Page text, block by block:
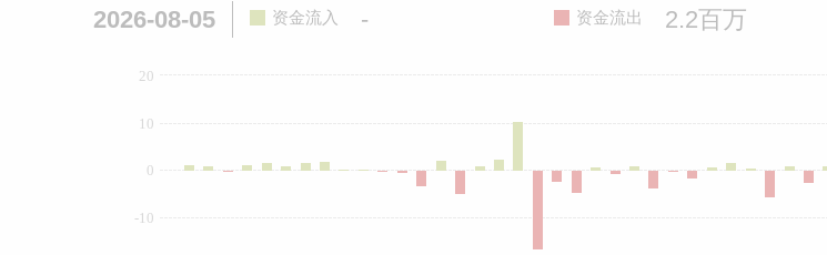
2026-08-05 资金流入 - 资金流出 2.2百万
-10
0
10
20